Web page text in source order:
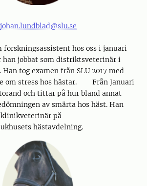
johan.lundblad@slu.se
forskningsassistent hos oss i januari
han jobbat som distriktsveterinär i
Han tog examen från SLU 2017 med
om stress hos hästar. Från Januari
och tittar på hur bland annat
av smärta hos häst. Han
klinikveterinär på
hästavdelning.​​